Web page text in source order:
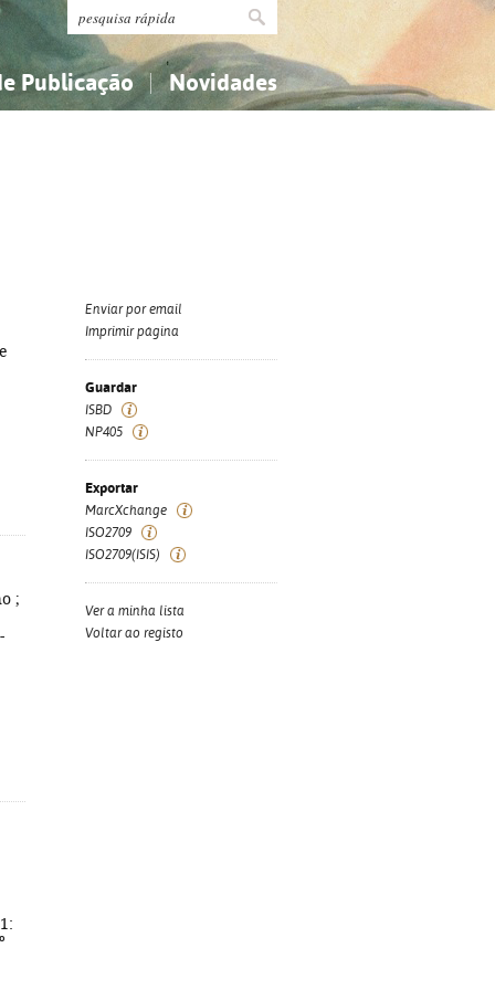
Publicação Novidades
;
Enviar por email
Imprimir página
Guardar
ISBD
NP405
Exportar
MarcXchange
ISO2709
ISO2709(ISIS)
Ver a minha lista
Voltar ao registo